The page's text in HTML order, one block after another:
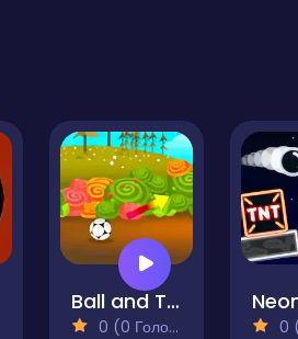
Ball and Target
0 (0 Голосів) 0